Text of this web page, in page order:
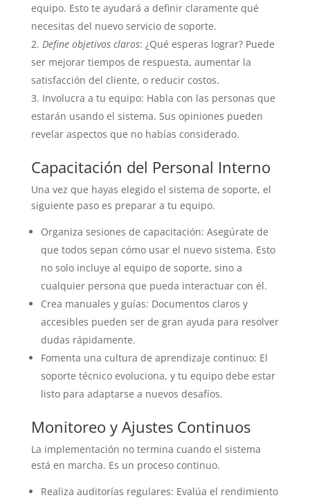
equipo. Esto te ayudará a definir claramente qué
necesitas del nuevo servicio de soporte.
Define objetivos claros: ¿Qué esperas lograr? Puede
ser mejorar tiempos de respuesta, aumentar la
satisfacción del cliente, o reducir costos.
Involucra a tu equipo: Habla con las personas que
estarán usando el sistema. Sus opiniones pueden
revelar aspectos que no habías considerado.
Capacitación del Personal Interno
Una vez que hayas elegido el sistema de soporte, el
siguiente paso es preparar a tu equipo.
Organiza sesiones de capacitación: Asegúrate de
que todos sepan cómo usar el nuevo sistema. Esto
no solo incluye al equipo de soporte, sino a
cualquier persona que pueda interactuar con él.
Crea manuales y guías: Documentos claros y
accesibles pueden ser de gran ayuda para resolver
dudas rápidamente.
Fomenta una cultura de aprendizaje continuo: El
soporte técnico evoluciona, y tu equipo debe estar
listo para adaptarse a nuevos desafíos.
Monitoreo y Ajustes Continuos
La implementación no termina cuando el sistema
está en marcha. Es un proceso continuo.
Realiza auditorías regulares: Evalúa el rendimiento